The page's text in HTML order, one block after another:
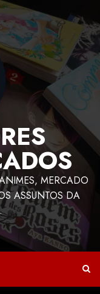
MERCADO
ASSUNTOS DA